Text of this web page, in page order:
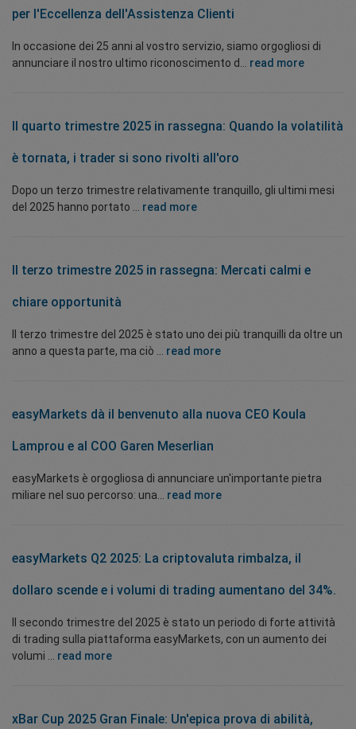
per l'Eccellenza dell'Assistenza Clienti
In occasione dei 25 anni al vostro servizio, siamo orgogliosi di
annunciare il nostro ultimo riconoscimento d... read more
Il quarto trimestre 2025 in rassegna: Quando la volatilità
è tornata, i trader si sono rivolti all'oro
Dopo un terzo trimestre relativamente tranquillo, gli ultimi mesi
del 2025 hanno portato ... read more
Il terzo trimestre 2025 in rassegna: Mercati calmi e
chiare opportunità
Il terzo trimestre del 2025 è stato uno dei più tranquilli da oltre un
anno a questa parte, ma ciò ... read more
easyMarkets dà il benvenuto alla nuova CEO Koula
Lamprou e al COO Garen Meserlian
easyMarkets è orgogliosa di annunciare un'importante pietra
miliare nel suo percorso: una... read more
easyMarkets Q2 2025: La criptovaluta rimbalza, il
dollaro scende e i volumi di trading aumentano del 34%.
Il secondo trimestre del 2025 è stato un periodo di forte attività
di trading sulla piattaforma easyMarkets, con un aumento dei
volumi ... read more
xBar Cup 2025 Gran Finale: Un'epica prova di abilità,